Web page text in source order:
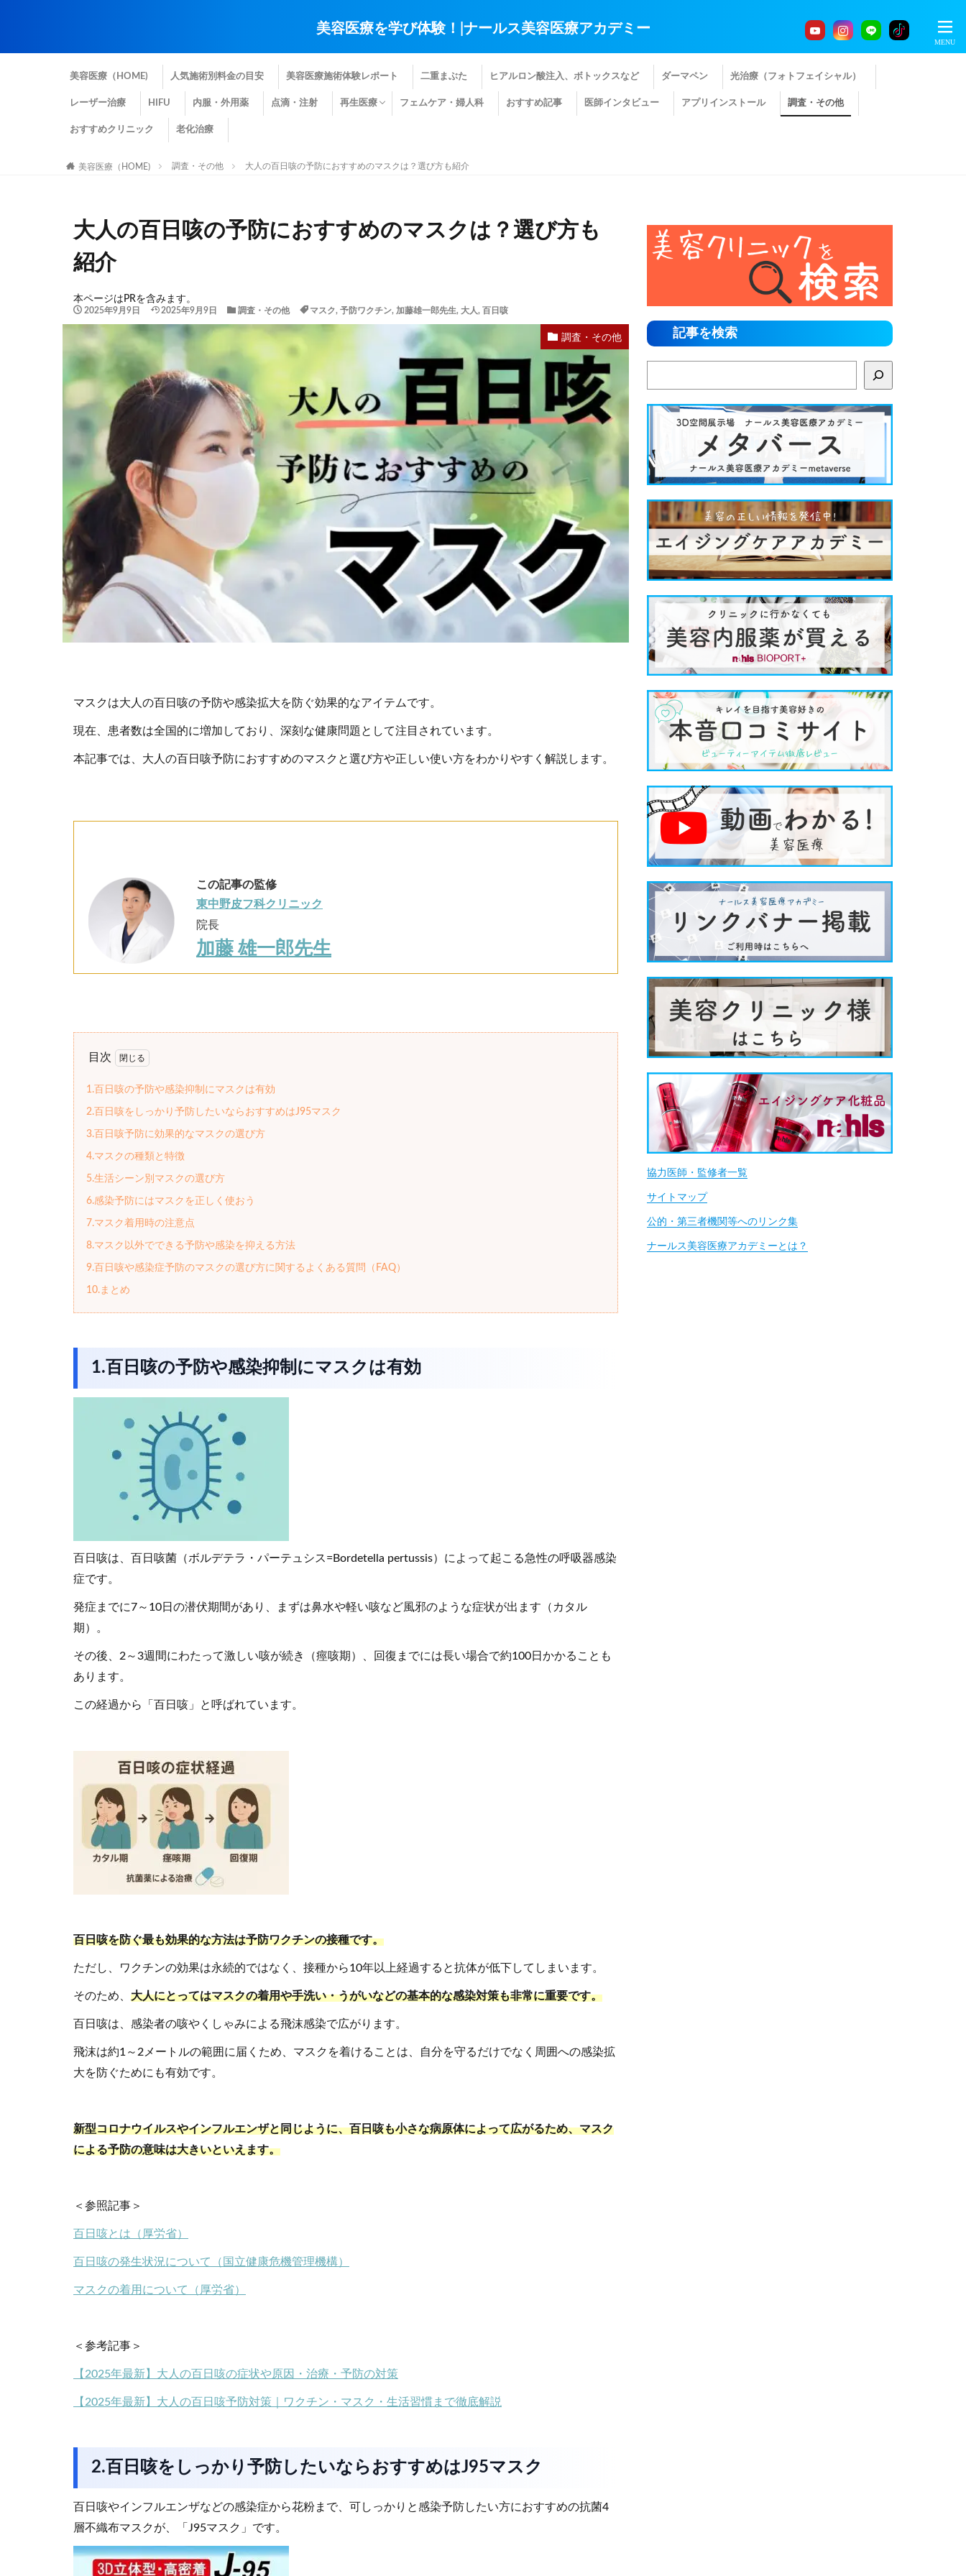
美容医療を学び体験！|ナールス美容医療アカデミー
美容医療（HOME) 人気施術別料金の目安 美容医療施術体験レポート 二重まぶた ヒアルロン酸注入、ボトックスなど ダーマペン 光治療（フォトフェイシャル）
レーザー治療 HIFU 内服・外用薬 点滴・注射 再生医療 フェムケア・婦人科 おすすめ記事 医師インタビュー アプリインストール 調査・その他
おすすめクリニック 老化治療
美容医療（HOME) 調査・その他 大人の百日咳の予防におすすめのマスクは？選び方も紹介
大人の百日咳の予防におすすめのマスクは？選び方も
紹介
本ページはPRを含みます。
2025年9月9日 2025年9月9日 調査・その他 マスク, 予防ワクチン, 加藤雄一郎先生, 大人, 百日咳
調査・その他
マスクは大人の百日咳の予防や感染拡大を防ぐ効果的なアイテムです。
現在、患者数は全国的に増加しており、深刻な健康問題として注目されています。
本記事では、大人の百日咳予防におすすめのマスクと選び方や正しい使い方をわかりやすく解説します。
この記事の監修
東中野皮フ科クリニック
院長
加藤 雄一郎先生
目次
1.百日咳の予防や感染抑制にマスクは有効
2.百日咳をしっかり予防したいならおすすめはJ95マスク
3.百日咳予防に効果的なマスクの選び方
4.マスクの種類と特徴
5.生活シーン別マスクの選び方
6.感染予防にはマスクを正しく使おう
7.マスク着用時の注意点
8.マスク以外でできる予防や感染を抑える方法
9.百日咳や感染症予防のマスクの選び方に関するよくある質問（FAQ）
10.まとめ
1.百日咳の予防や感染抑制にマスクは有効
百日咳は、百日咳菌（ボルデテラ・パーテュシス=Bordetella pertussis）によって起こる急性の呼吸器感染
症です。
発症までに7～10日の潜伏期間があり、まずは鼻水や軽い咳など風邪のような症状が出ます（カタル
期）。
その後、2～3週間にわたって激しい咳が続き（痙咳期）、回復までには長い場合で約100日かかることも
あります。
この経過から「百日咳」と呼ばれています。
百日咳を防ぐ最も効果的な方法は予防ワクチンの接種です。
ただし、ワクチンの効果は永続的ではなく、接種から10年以上経過すると抗体が低下してしまいます。
そのため、 大人にとってはマスクの着用や手洗い・うがいなどの基本的な感染対策も非常に重要です。
百日咳は、感染者の咳やくしゃみによる飛沫感染で広がります。
飛沫は約1～2メートルの範囲に届くため、マスクを着けることは、自分を守るだけでなく周囲への感染拡
大を防ぐためにも有効です。
新型コロナウイルスやインフルエンザと同じように、百日咳も小さな病原体によって広がるため、マスク
による予防の意味は大きいといえます。
＜参照記事＞
百日咳とは（厚労省）
百日咳の発生状況について（国立健康危機管理機構）
マスクの着用について（厚労省）
＜参考記事＞
【2025年最新】大人の百日咳の症状や原因・治療・予防の対策
【2025年最新】大人の百日咳予防対策｜ワクチン・マスク・生活習慣まで徹底解説
2.百日咳をしっかり予防したいならおすすめはJ95マスク
百日咳やインフルエンザなどの感染症から花粉まで、可しっかりと感染予防したい方におすすめの抗菌4
層不織布マスクが、「J95マスク」です。
記事を検索
協力医師・監修者一覧
サイトマップ
公的・第三者機関等へのリンク集
ナールス美容医療アカデミーとは？